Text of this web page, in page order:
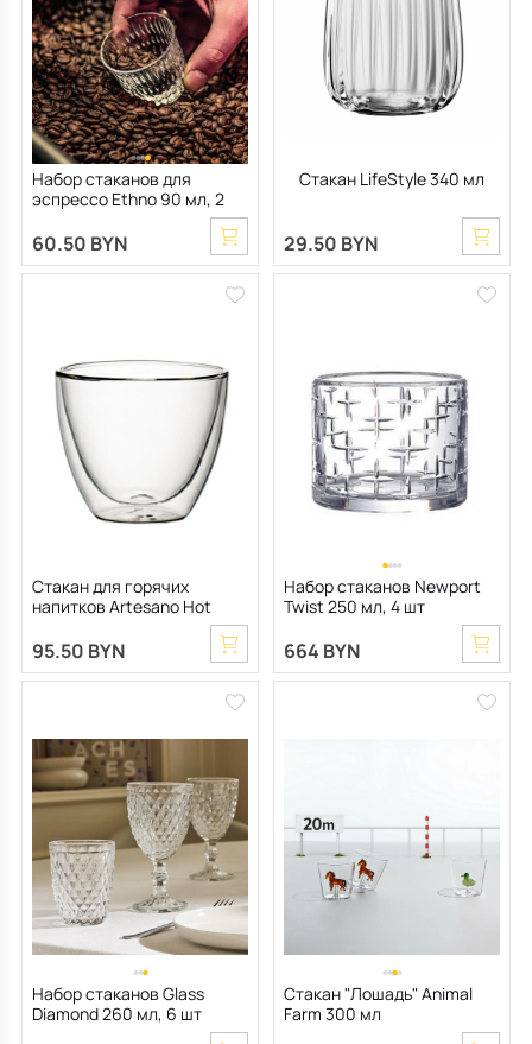
Все для кухни
Детская посуда
Пепельницы
Декоративные блюда
Душевая зона
Мебель для ванной
Аксессуары для ванной
Полотенцесушители, Радиаторы
Чехлы на подушку
Подушки-вкладыши
Мебель для хранения
Декор дома
Терраса и балкон
Набор стаканов для
эспрессо Ethno 90 мл, 2
60.50 BYN
Стакан LifeStyle 340 мл
29.50 BYN
Стакан для горячих
напитков Artesano Hot
95.50 BYN
Набор стаканов Newport
Twist 250 мл, 4 шт
664 BYN
Набор стаканов Glass
Diamond 260 мл, 6 шт
Стакан "Лошадь" Animal
Farm 300 мл